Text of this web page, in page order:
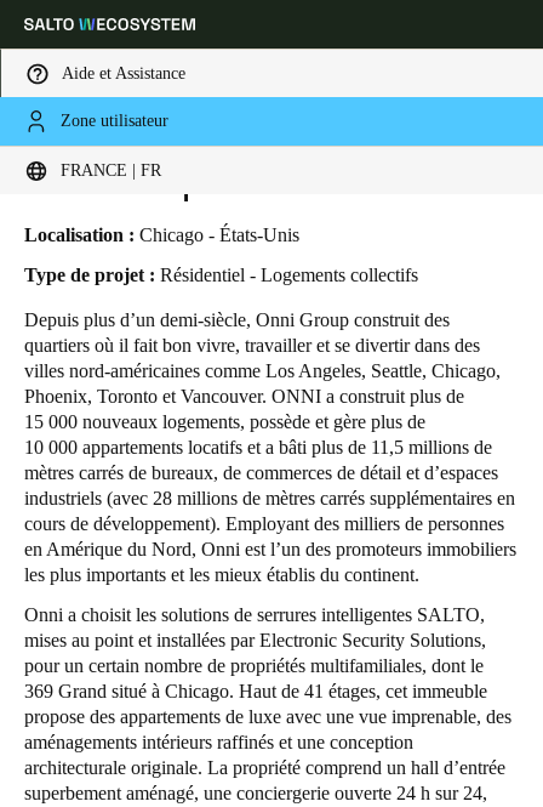
Aide et Assistance
Zone utilisateur
FRANCE | FR
Sélectionnez vos paramètres de localisation et de langue
Global Europe
Germany
Deutsch
Switzerland
DeutschFrançaisItaliano
United Kingdom
Ireland
English
France
Français
HOME SECTEURS
ONNI GROUP—369 GRAND
Onni Group—369 Grand
Localisation : Chicago - États-Unis
Type de projet : Résidentiel - Logements collectifs
Depuis plus d’un demi-siècle, Onni Group construit des
quartiers où il fait bon vivre, travailler et se divertir dans des
villes nord-américaines comme Los Angeles, Seattle, Chicago,
Phoenix, Toronto et Vancouver. ONNI a construit plus de
15 000 nouveaux logements, possède et gère plus de
10 000 appartements locatifs et a bâti plus de 11,5 millions de
mètres carrés de bureaux, de commerces de détail et d’espaces
industriels (avec 28 millions de mètres carrés supplémentaires en
cours de développement). Employant des milliers de personnes
en Amérique du Nord, Onni est l’un des promoteurs immobiliers
les plus importants et les mieux établis du continent.
Onni a choisit les solutions de serrures intelligentes SALTO,
mises au point et installées par Electronic Security Solutions,
pour un certain nombre de propriétés multifamiliales, dont le
369 Grand situé à Chicago. Haut de 41 étages, cet immeuble
propose des appartements de luxe avec une vue imprenable, des
aménagements intérieurs raffinés et une conception
architecturale originale. La propriété comprend un hall d’entrée
superbement aménagé, une conciergerie ouverte 24 h sur 24,